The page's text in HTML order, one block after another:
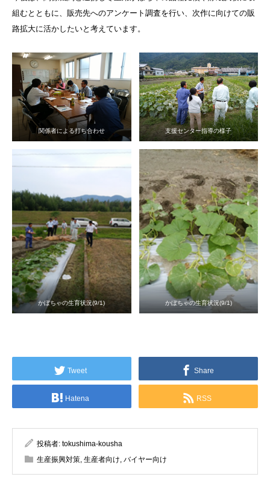
組むとともに、販売先へのアンケート調査を行い、次作に向けての販
路拡大に活かしたいと考えています。
関係者による打ち合わせ 支援センター指導の様子
かぼちゃの生育状況(9/1) かぼちゃの生育状況(9/1)
Tweet Share
Hatena RSS
投稿者: tokushima-kousha
生産振興対策, 生産者向け, バイヤー向け